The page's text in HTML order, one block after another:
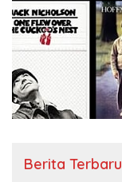
Berita Terbaru